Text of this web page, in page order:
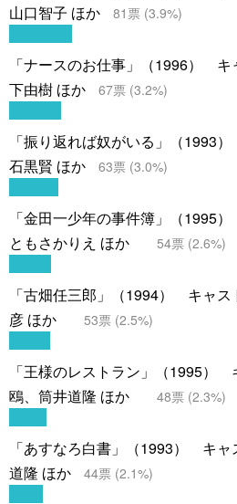
山口智子 ほか
81 票 (3.9%)
「ナースのお仕事」（1996）
下由樹 ほか
67票 (3.2%)
「振り返れば奴がいる」（1993
石黒賢 ほか
63票 (3.0%)
「金田一少年の事件簿」（1995
ともさかりえ ほか
54票 (2.6%)
「古畑任三郎」（1994） キャス
彦 ほか
53票 (2.5%)
「王様のレストラン」（1995）
鴎、筒井道隆 ほか
48票 (2.3%)
「あすなろ白書」（1993） キ
道隆 ほか
44票 (2.1%)